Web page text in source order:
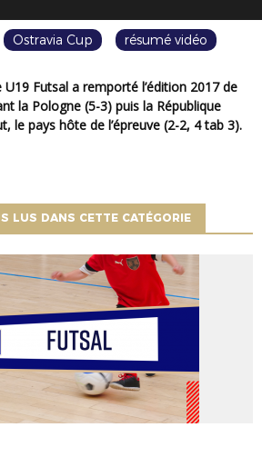
Ostravia Cup résumé vidéo
la Pologne (5-3) puis la République
le pays hôte de l’épreuve (2-2, 4 tab 3).
LUS DANS CETTE CATÉGORIE